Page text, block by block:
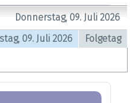
Donnerstag, 09. Juli 2026
09. Juli 2026
Folgetag